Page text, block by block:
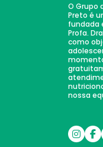
O Grupo
Preto é
fundada
Profa.
como
nossa